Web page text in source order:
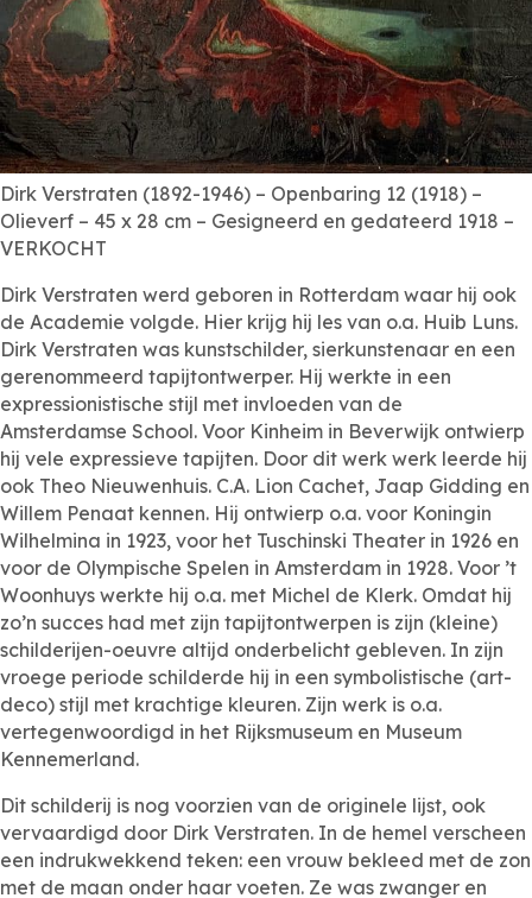
Dirk Verstraten (1892-1946) – Openbaring 12 (1918) –
Olieverf – 45 x 28 cm – Gesigneerd en gedateerd 1918 –
VERKOCHT
Dirk Verstraten werd geboren in Rotterdam waar hij ook
de Academie volgde. Hier krijg hij les van o.a. Huib Luns.
Dirk Verstraten was kunstschilder, sierkunstenaar en een
gerenommeerd tapijtontwerper. Hij werkte in een
expressionistische stijl met invloeden van de
Amsterdamse School. Voor Kinheim in Beverwijk ontwierp
hij vele expressieve tapijten. Door dit werk werk leerde hij
ook Theo Nieuwenhuis. C.A. Lion Cachet, Jaap Gidding en
Willem Penaat kennen. Hij ontwierp o.a. voor Koningin
Wilhelmina in 1923, voor het Tuschinski Theater in 1926 en
voor de Olympische Spelen in Amsterdam in 1928. Voor ’t
Woonhuys werkte hij o.a. met Michel de Klerk. Omdat hij
zo’n succes had met zijn tapijtontwerpen is zijn (kleine)
schilderijen-oeuvre altijd onderbelicht gebleven. In zijn
vroege periode schilderde hij in een symbolistische (art-
deco) stijl met krachtige kleuren. Zijn werk is o.a.
vertegenwoordigd in het Rijksmuseum en Museum
Kennemerland.
Dit schilderij is nog voorzien van de originele lijst, ook
vervaardigd door Dirk Verstraten. In de hemel verscheen
een indrukwekkend teken: een vrouw bekleed met de zon
met de maan onder haar voeten. Ze was zwanger en